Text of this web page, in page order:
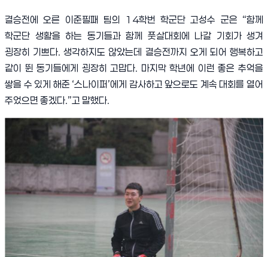
결승전에 오른 이준필패 팀의 14학번 학군단 고성수 군은 “함께
학군단 생활을 하는 동기들과 함께 풋살대회에 나갈 기회가 생겨
굉장히 기쁘다.생각하지도 않았는데 결승전까지 오게 되어 행복하고
같이 뛴 동기들에게 굉장히 고맙다. 마지막 학년에 이런 좋은 추억을
쌓을 수 있게 해준 ‘스나이퍼 ’에게 감사하고 앞으로도 계속 대회를 열어
주었으면 좋겠다.”고 말했다.